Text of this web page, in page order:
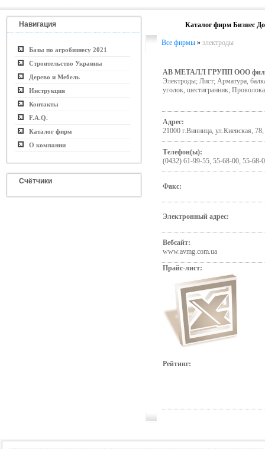
Навигация
Базы по агробизнесу 2021
Строительство Украины
Дерево и Мебель
Инструкция
Контакты
F.A.Q.
Каталог фирм
О компании
Счётчики
Каталог фирм Бизнес
Все фирмы » электроды
АВ МЕТАЛЛ ГРУПП ООО
Электроды; Лист; Арматура,
уголок, шестигранник;
Адрес:
21000 г.Винница, ул.Киевская, 78,
Телефон(ы):
(0432) 61-99-55, 55-68-00, 55-68-
Факс:
Электронный адрес:
Вебсайт:
www.avmg.com.ua
Прайс-лист:
Рейтинг: